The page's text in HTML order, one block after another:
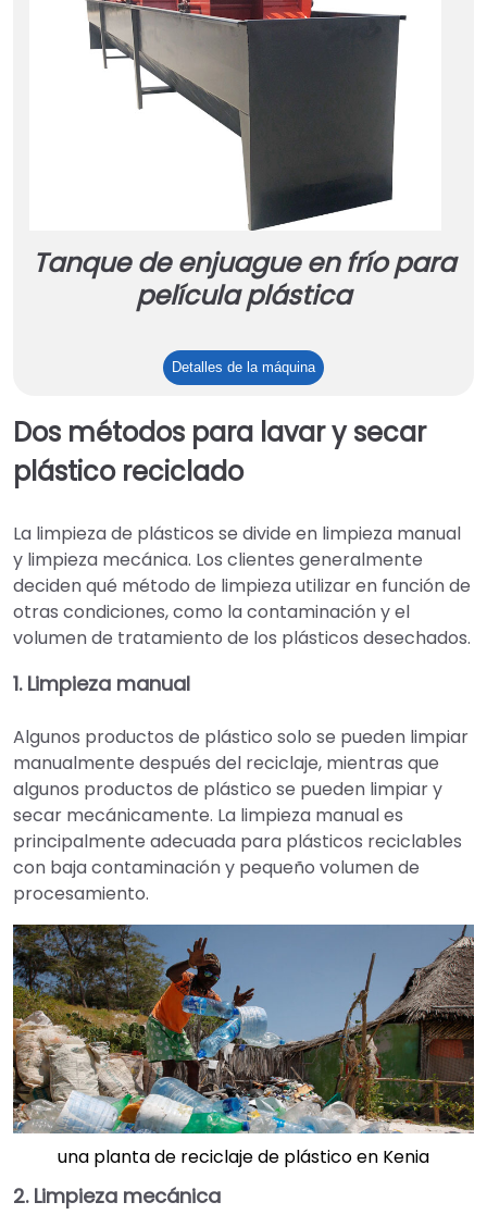
Tanque de enjuague en frío para
película plástica
Detalles de la máquinaTanque
en
plástica
Dos métodos para lavar y secar
plástico reciclado
La limpieza de plásticos se divide en limpieza manual
y limpieza mecánica. Los clientes generalmente
deciden qué método de limpieza utilizar en función de
otras condiciones, como la contaminación y el
volumen de tratamiento de los plásticos desechados.
1. Limpieza manual
Algunos productos de plástico solo se pueden limpiar
manualmente después del reciclaje, mientras que
algunos productos de plástico se pueden limpiar y
secar mecánicamente. La limpieza manual es
principalmente adecuada para plásticos reciclables
con baja contaminación y pequeño volumen de
procesamiento.
una planta de reciclaje de plástico en Kenia
2. Limpieza mecánica